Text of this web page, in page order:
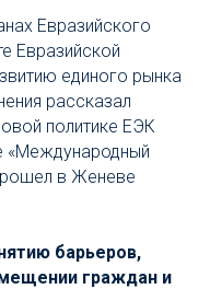
Евразийского
Евразийской
единого рынка
рассказал
политике ЕЭК
«Международный
в Женеве
барьеров,
граждан и